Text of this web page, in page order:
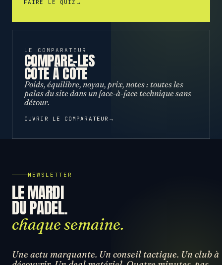
FAIRE LE QUIZ →
50
LE COMPARATEUR
COMPARE-LES
CÔTE À CÔTE
Poids, équilibre, noyau, prix, notes : toutes les
palas du site dans un face-à-face technique sans
détour.
OUVRIR LE COMPARATEUR →
NEWSLETTER
LE MARDI
DU PADEL.
chaque semaine.
Une actu marquante. Un conseil tactique. Un club à